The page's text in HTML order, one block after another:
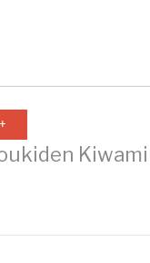
Kiwami